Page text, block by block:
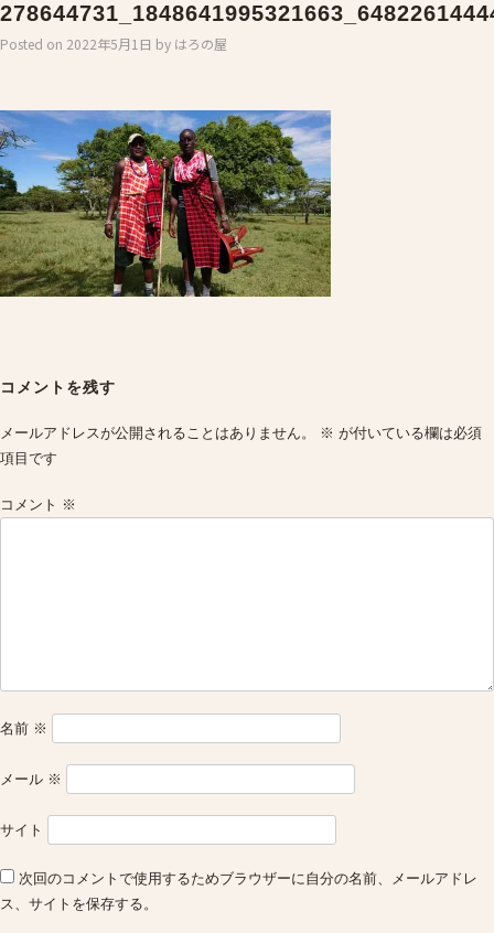
Posted on 2022年5月1日 by はろの屋
navigation
コメントを残す
メールアドレスが公開されることはありません。 ※ が付いている欄は必須
項目です
コメント ※
名前 ※
メール ※
サイト
次回のコメントで使用するためブラウザーに自分の名前、メールアドレ
ス、サイトを保存する。